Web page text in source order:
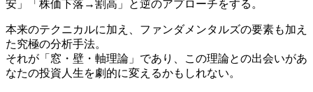
安」「株価下落→割高」と逆のアプローチをする。
本来のテクニカルに加え、ファンダメンタルズの要素も加え
た究極の分析手法。
それが「窓・壁・軸理論」であり、この理論との出会いがあ
なたの投資人生を劇的に変えるかもしれない。